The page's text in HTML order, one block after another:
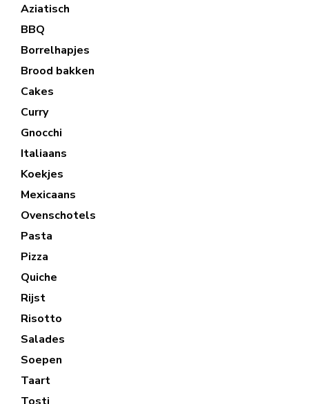
Aziatisch
BBQ
Borrelhapjes
Brood bakken
Cakes
Curry
Gnocchi
Italiaans
Koekjes
Mexicaans
Ovenschotels
Pasta
Pizza
Quiche
Rijst
Risotto
Salades
Soepen
Taart